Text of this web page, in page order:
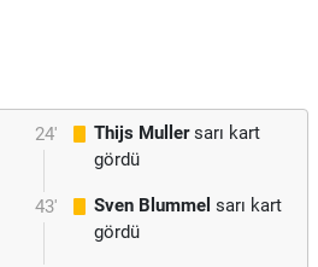
24' Thijs Mullersarı kart
gördü
43' Sven Blummel sarı kart
gördü